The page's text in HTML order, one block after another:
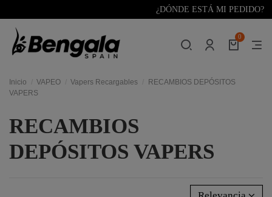
¿DÓNDE ESTÁ MI PEDIDO?
0
Inicio VAPEO Vapers Recargables
RECAMBIOS DEPÓSITOS
VAPERS
RECAMBIOS
DEPÓSITOS VAPERS